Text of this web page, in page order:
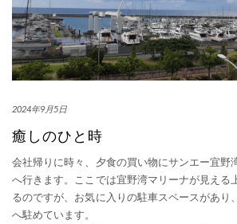
2024年9月5日
癒しのひと時
会社帰りに時々、夕食の買い物にサンエー宜野
へ行きます。ここでは宜野湾マリーナが見える
るのですが、お気に入りの駐車スペースがあり
へ駐めています。